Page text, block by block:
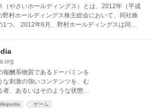
るように、さまざまな定式化が1969年にさかのぼ
法則が先行している可能性が高い[5]。他の学者た
を持っていた。ジェローム・ラベッツの1971年の
（やさいホールディングス）とは、2012年（平成
村ホールディングス株主総会において、同社株
1つ。 2012年6月、野村ホールディングスは同月
を満たすもののみ総会に諮る」として、18の議案
。 この18の議案は 会社の略称を「YHD」と
介をする際に「野菜、ヘルシー、ダイエットと覚
する（第3号議案）。 東京電力及び関西電力に
ずる旨を定款に明記する（第11号議案）。 オフィ
報酬系物質であるドーパミンを
な刺激の強いコンテンツを、む
者、あるいはそのような状態に
ゲーム